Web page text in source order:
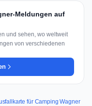
Meldungen auf
und sehen, wo weltweit
von verschiedenen
für Camping Wagner